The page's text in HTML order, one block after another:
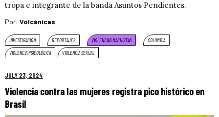
tropa e integrante de la banda Asuntos Pendientes.
Por: Volcánicas
INVESTIGACION REPORTAJES VIOLENCIAS MACHISTAS
COLOMBIA
VIOLENCIA PSICOLÓGICA
VIOLENCIA SEXUAL
JULY 23, 2024
Violencia contra las mujeres registra pico histórico en
Brasil